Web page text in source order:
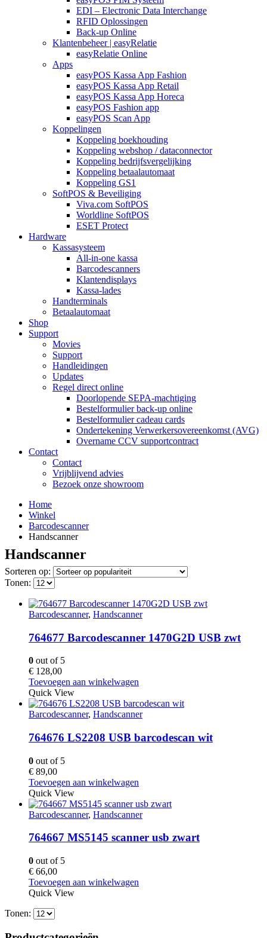
EDI – Electronic Data Interchange
RFID Oplossingen
Back-up Online
Klantenbeheer | easyRelatie
easyRelatie Online
Apps
easyPOS Kassa App Fashion
easyPOS Kassa App Retail
easyPOS Kassa App Horeca
easyPOS Fashion app
easyPOS Scan App
Koppelingen
Koppeling boekhouding
Koppeling webshop / dataconnector
Koppeling bedrijfsvergelijking
Koppeling betaalautomaat
Koppeling GS1
SoftPOS & Beveiliging
Viva.com SoftPOS
Worldline SoftPOS
ESET Protect
Hardware
Kassasysteem
All-in-one kassa
Barcodescanners
Klantendisplays
Kassa-lades
Handterminals
Betaalautomaat
Shop
Support
Movies
Support
Handleidingen
Updates
Regel direct online
Doorlopende SEPA-machtiging
Bestelformulier back-up online
Bestelformulier cadeau cards
Ondertekening Verwerkersovereenkomst (AVG)
Overname CCV supportcontract
Contact
Contact
Vrijblijvend advies
Bezoek onze showroom
Home
Winkel
Barcodescanner
Handscanner
Handscanner
Sorteren op:
Tonen:
Barcodescanner, Handscanner
764677 Barcodescanner 1470G2D USB zwt
0 out of 5
€ 128,00
Toevoegen aan winkelwagen
Quick View
Barcodescanner, Handscanner
764676 LS2208 USB barcodescan wit
0 out of 5
€ 89,00
Toevoegen aan winkelwagen
Quick View
Barcodescanner, Handscanner
764667 MS5145 scanner usb zwart
0 out of 5
€ 66,00
Toevoegen aan winkelwagen
Quick View
Tonen: